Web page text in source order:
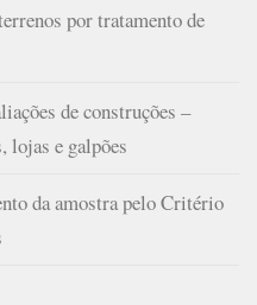
por tratamento de
de construções –
lojas e galpões
da amostra pelo Critério